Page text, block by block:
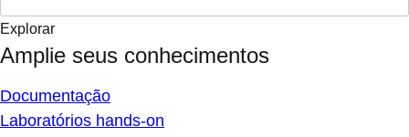
Explorar
Amplie seus conhecimentos
Documentação
Laboratórios hands-on